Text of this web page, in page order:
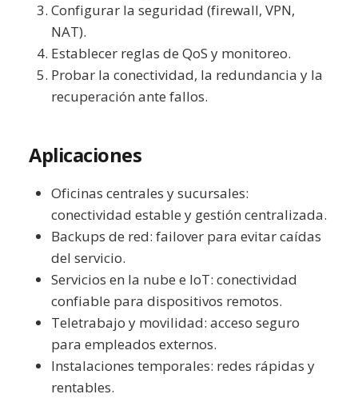
Configurar la seguridad (firewall, VPN,
NAT).
Establecer reglas de QoS y monitoreo.
Probar la conectividad, la redundancia y la
recuperación ante fallos.
Aplicaciones
Oficinas centrales y sucursales:
conectividad estable y gestión centralizada.
Backups de red: failover para evitar caídas
del servicio.
Servicios en la nube e IoT: conectividad
confiable para dispositivos remotos.
Teletrabajo y movilidad: acceso seguro
para empleados externos.
Instalaciones temporales: redes rápidas y
rentables.